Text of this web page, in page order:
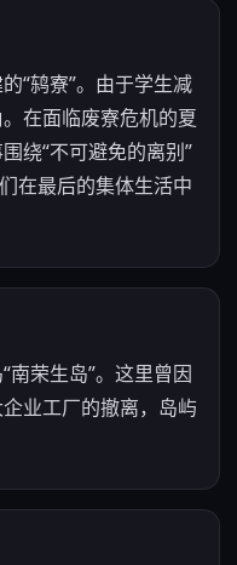
“鸫寮”。由于学生减
在面临废寮危机的夏
绕“不可避免的离别”
在最后的集体生活中
南荣生岛”。这里曾因
业工厂的撤离，岛屿